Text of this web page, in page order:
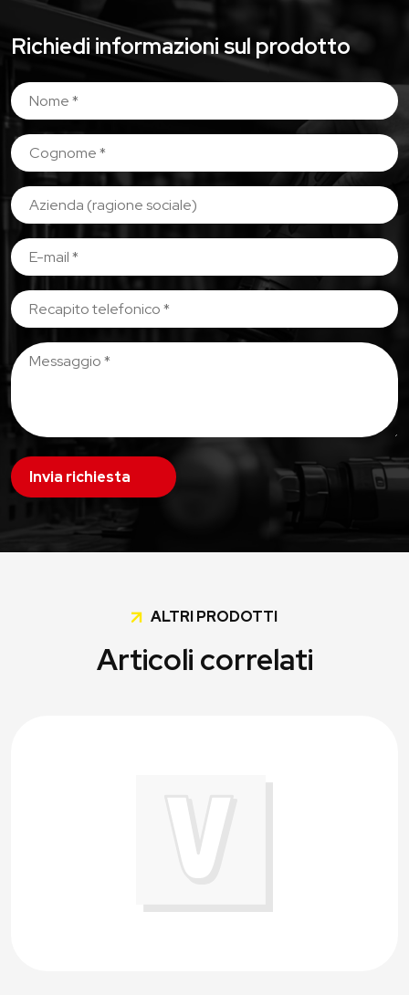
Richiedi informazioni sul prodotto
Invia richiesta
ALTRI PRODOTTI
Articoli correlati